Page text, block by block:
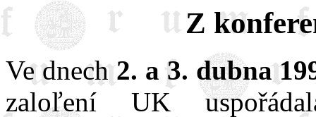
Z
Ve dnech2. a 3. dubna
zaloľení UK